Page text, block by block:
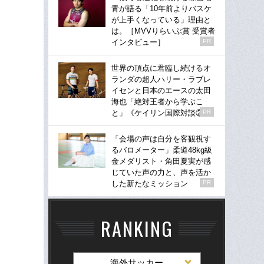
青が語る「10年前よりバスケ
が上手くなっている」理由と
は。［MVVりらいぶ賞 受賞者
インタビュー］
PR
世界の頂点に君臨し続けるオ
ランダの超人ハリー・ラブレ
イセンと日本のエースの太田
海也「絶対王者から学ぶこ
と」《ケイリン国際対談②》
PR
「会場の声は自分を客観視す
るバロメーター」柔道48kg級
金メダリスト・角田夏実が感
じていた声の力と、声を活か
した新たなミッション
PR
RANKING